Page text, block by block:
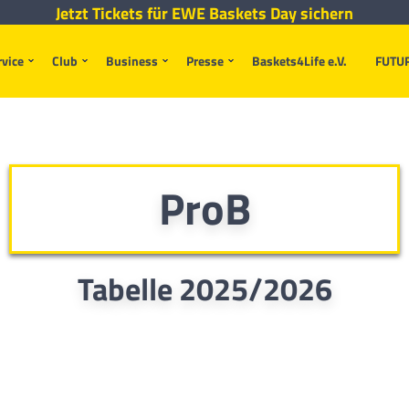
Club Business Presse Baskets4Life e.V.
Jetzt Tickets für EWE Baskets Day sichern
ProB
Tabelle 2025/2026